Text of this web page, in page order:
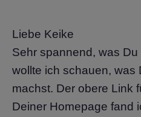
Liebe Keike
Sehr spannend, was
wollte ich schauen, was
machst. Der obere Link
Deiner Homepage fand